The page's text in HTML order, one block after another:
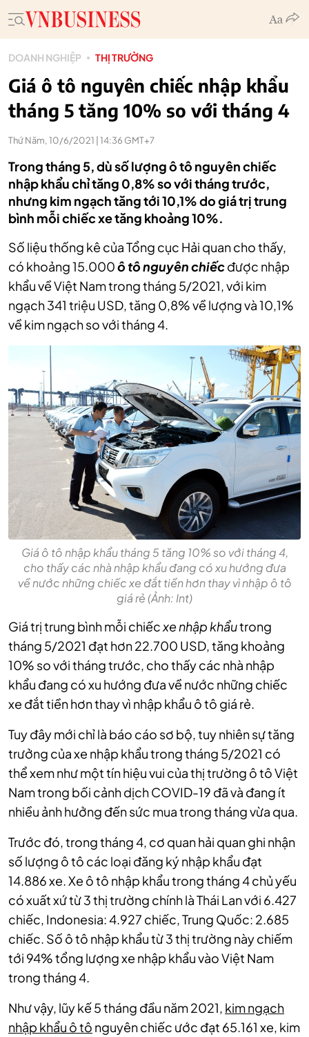
DOANH NGHIỆP THỊ TRƯỜNG
Giá ô tô nguyên chiếc nhập khẩu
tháng 5 tăng 10% so với tháng 4
Thứ Năm, 10/6/2021 | 14:36 GMT+7
Trong tháng 5, dù số lượng ô tô nguyên chiếc
nhập khẩu chỉ tăng 0,8% so với tháng trước,
nhưng kim ngạch tăng tới 10,1% do giá trị trung
bình mỗi chiếc xe tăng khoảng 10%.
Số liệu thống kê của Tổng cục Hải quan cho thấy,
có khoảng 15.000ô tô nguyên chiếcđược nhập
khẩu về Việt Nam trong tháng 5/2021, với kim
ngạch 341 triệu USD, tăng 0,8% về lượng và 10,1%
về kim ngạch so với tháng 4.
Giá ô tô nhập khẩu tháng 5 tăng 10% so với tháng 4,
cho thấy các nhà nhập khẩu đang có xu hướng đưa
về nước những chiếc xe đắt tiền hơn thay vì nhập ô tô
giá rẻ (Ảnh: Int)
Giá trị trung bình mỗi chiếcxe nhập khẩutrong
tháng 5/2021 đạt hơn 22.700 USD, tăng khoảng
10% so với tháng trước, cho thấy các nhà nhập
khẩu đang có xu hướng đưa về nước những chiếc
xe đắt tiền hơn thay vì nhập khẩu ô tô giá rẻ.
Tuy đây mới chỉ là báo cáo sơ bộ, tuy nhiên sự tăng
trưởng của xe nhập khẩu trong tháng 5/2021 có
thể xem như một tín hiệu vui của thị trường ô tô Việt
Nam trong bối cảnh dịch COVID-19 đã và đang ít
nhiều ảnh hưởng đến sức mua trong tháng vừa qua.
Trước đó, trong tháng 4, cơ quan hải quan ghi nhận
số lượng ô tô các loại đăng ký nhập khẩu đạt
14.886 xe. Xe ô tô nhập khẩu trong tháng 4 chủ yếu
có xuất xứ từ 3 thị trường chính là Thái Lan với 6.427
chiếc, Indonesia: 4.927 chiếc, Trung Quốc: 2.685
chiếc. Số ô tô nhập khẩu từ 3 thị trường này chiếm
tới 94% tổng lượng xe nhập khẩu vào Việt Nam
trong tháng 4.
Như vậy, lũy kế 5 tháng đầu năm 2021, kim ngạch
nhập khẩu ô tô nguyên chiếc ước đạt 65.161 xe, kim